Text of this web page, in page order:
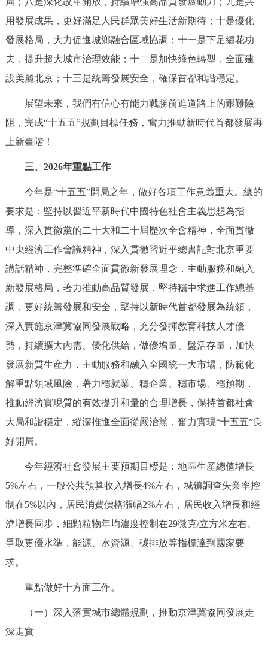
用發展成果，更好滿足人民群眾美好生活新期待；十是優化
發展格局，大力促進城鄉融合區域協調；十一是下足繡花功
夫，提升超大城市治理效能；十二是加快綠色轉型，全面建
設美麗北京；十三是統籌發展安全，確保首都和諧穩定。
展望未來，我們有信心有能力戰勝前進道路上的艱難險
阻，完成“十五五”規劃目標任務，奮力推動新時代首都發展再
上新臺階！
三、2026年重點工作
今年是“十五五”開局之年，做好各項工作意義重大。總的
要求是：堅持以習近平新時代中國特色社會主義思想為指
導，深入貫徹黨的二十大和二十屆歷次全會精神，全面貫徹
中央經濟工作會議精神，深入貫徹習近平總書記對北京重要
講話精神，完整準確全面貫徹新發展理念，主動服務和融入
新發展格局，著力推動高品質發展，堅持穩中求進工作總基
調，更好統籌發展和安全，堅持以新時代首都發展為統領，
深入實施京津冀協同發展戰略，充分發揮教育科技人才優
勢，持續擴大內需、優化供給，做優增量、盤活存量，加快
發展新質生産力，主動服務和融入全國統一大市場，防範化
解重點領域風險，著力穩就業、穩企業、穩市場、穩預期，
推動經濟實現質的有效提升和量的合理增長，保持首都社會
大局和諧穩定，縱深推進全面從嚴治黨，奮力實現“十五五”良
好開局。
今年經濟社會發展主要預期目標是：地區生産總值增長
5%左右，一般公共預算收入增長4%左右，城鎮調查失業率控
制在5%以內，居民消費價格漲幅2%左右，居民收入增長和經
濟增長同步，細顆粒物年均濃度控制在29微克/立方米左右、
爭取更優水準，能源、水資源、碳排放等指標達到國家要
求。
重點做好十方面工作。
（一）深入落實城市總體規劃，推動京津冀協同發展走
深走實